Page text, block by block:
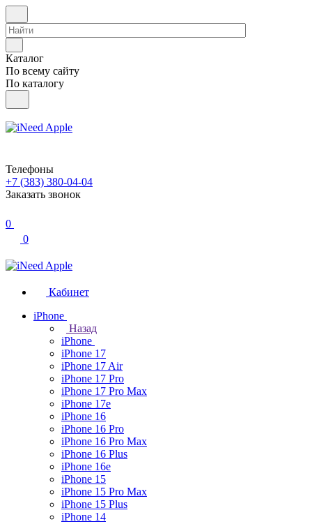
Каталог
По всему сайту
По каталогу
Телефоны
+7 (383) 380-04-04
Заказать звонок
0
0
Кабинет
iPhone
Назад
iPhone
iPhone 17
iPhone 17 Air
iPhone 17 Pro
iPhone 17 Pro Max
iPhone 17e
iPhone 16
iPhone 16 Pro
iPhone 16 Pro Max
iPhone 16 Plus
iPhone 16e
iPhone 15
iPhone 15 Pro Max
iPhone 15 Plus
iPhone 14